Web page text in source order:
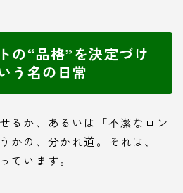
の“品格”を決定づけ
う名の日常
るか、あるいは「不潔なロン
かの、分かれ道。それは、
ています。